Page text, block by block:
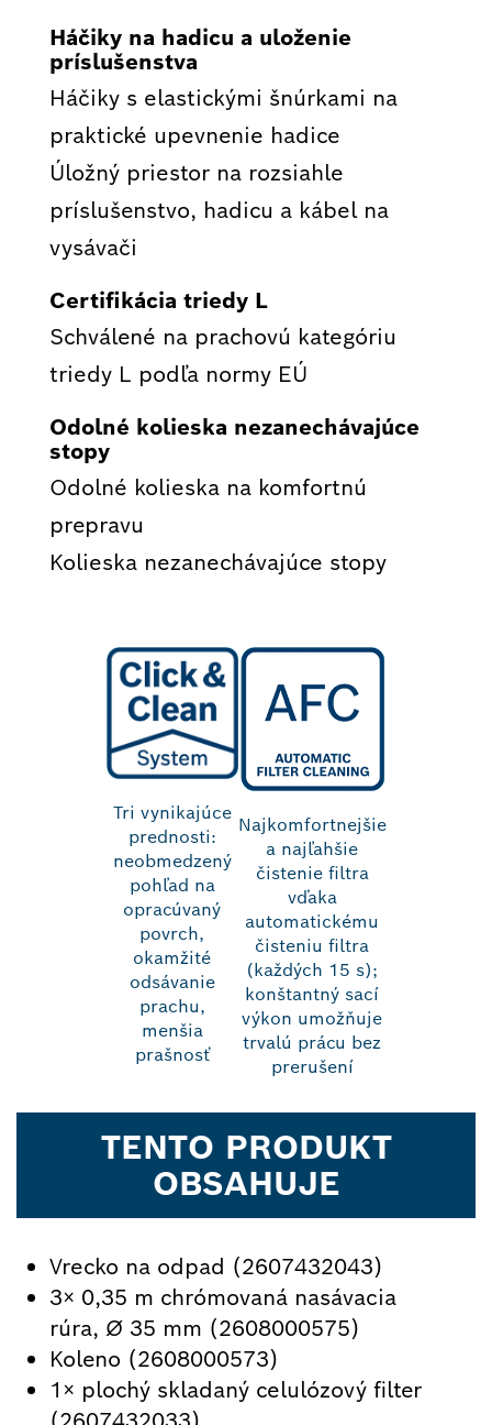
Háčiky na hadicu a uloženie
príslušenstva
Háčiky s elastickými šnúrkami na
praktické upevnenie hadice
Úložný priestor na rozsiahle
príslušenstvo, hadicu a kábel na
vysávači
Certifikácia triedy L
Schválené na prachovú kategóriu
triedy L podľa normy EÚ
Odolné kolieska nezanechávajúce
stopy
Odolné kolieska na komfortnú
prepravu
Kolieska nezanechávajúce stopy
Tri vynikajúce
prednosti:
neobmedzený
pohľad na
opracúvaný
povrch,
okamžité
odsávanie
prachu,
menšia
prašnosť
Najkomfortnejšie
a najľahšie
čistenie filtra
vďaka
automatickému
čisteniu filtra
(každých 15 s);
konštantný sací
výkon umožňuje
trvalú prácu bez
prerušení
TENTO PRODUKT
OBSAHUJE
Vrecko na odpad (2607432043)
3× 0,35 m chrómovaná nasávacia
rúra, Ø 35 mm (2608000575)
Koleno (2608000573)
1× plochý skladaný celulózový filter